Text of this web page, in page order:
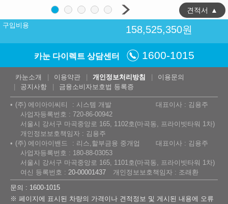
구입비용 158,525,350원
견적서 ▲
카눈 다이렉트 상담센터 1600-1015
카눈소개 이용약관 개인정보처리방침
이용문의
공지사항
금융소비자보호법 등록증
(주) 에이아이씨티 시스템 개발
대표이사 : 김용주
사업자등록번호 : 720-86-00942
서울시 강서구 마곡중앙로 165, 1102호(마곡동, 프라이빗타워 1차)
개인정보보호책임자 : 김용주
(주) 에이아이밴드
리스,할부금융 중개업
대표이사 : 김용주
사업자등록번호 : 180-88-03053
서울시 강서구 마곡중앙로 165, 1101호(마곡동, 프라이빗타워 1차)
여신 등록번호 : 20-00001437
개인정보보호책임자 : 조래환
문의 : 1600-1015
※ 페이지에 표시된 차량의 가격이나 견적정보 및 게시된 내용에 오류